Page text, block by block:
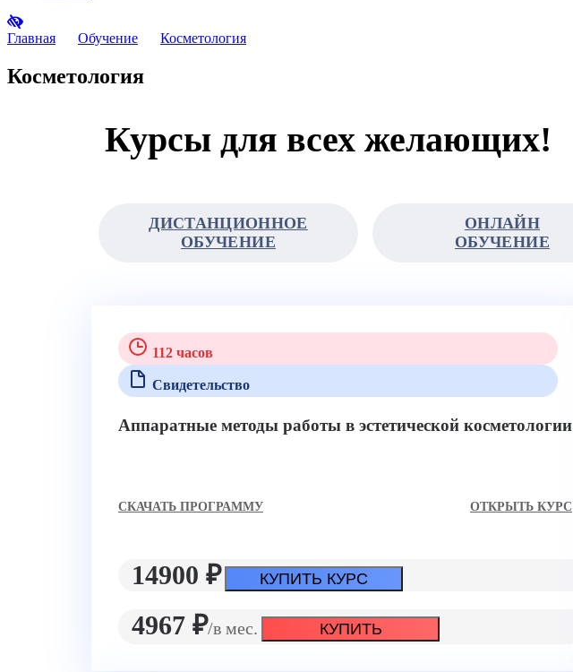
Главная Обучение Косметология
Косметология
Курсы для всех желающих!
ДИСТАНЦИОННОЕ
ОБУЧЕНИЕ
ОНЛАЙН
ОБУЧЕНИЕ
112 часов
Свидетельство
Аппаратные методы работы в эстетической косметологии
CКАЧАТЬ ПРОГРАММУ ОТКРЫТЬ КУРС
14900 ₽ КУПИТЬ КУРС
4967 ₽/в мес. КУПИТЬ